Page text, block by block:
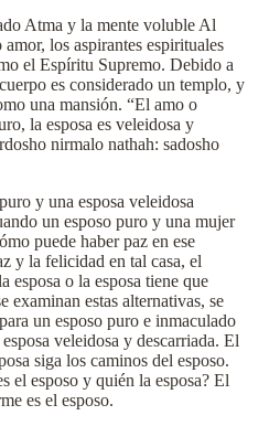
Atma y la mente voluble Al
los aspirantes espirituales
el Espíritu Supremo. Debido a
es considerado un templo, y
una mansión. “El amo o
la esposa es veleidosa y
nirmalo nathah: sadosho
y una esposa veleidosa
un esposo puro y una mujer
puede haber paz en ese
y la felicidad en tal casa, el
esposa o la esposa tiene que
examinan estas alternativas, se
un esposo puro e inmaculado
veleidosa y descarriada. El
siga los caminos del esposo.
el esposo y quién la esposa? El
es el esposo.